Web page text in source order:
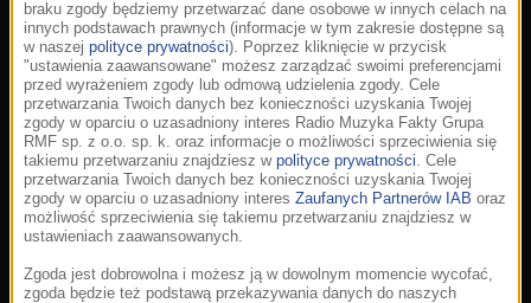
braku zgody będziemy przetwarzać dane osobowe w innych celach na
innych podstawach prawnych (informacje w tym zakresie dostępne są
w naszej polityce prywatności). Poprzez kliknięcie w przycisk
"ustawienia zaawansowane" możesz zarządzać swoimi preferencjami
przed wyrażeniem zgody lub odmową udzielenia zgody. Cele
przetwarzania Twoich danych bez konieczności uzyskania Twojej
zgody w oparciu o uzasadniony interes Radio Muzyka Fakty Grupa
RMF sp. z o.o. sp. k. oraz informacje o możliwości sprzeciwienia się
takiemu przetwarzaniu znajdziesz w polityce prywatności. Cele
przetwarzania Twoich danych bez konieczności uzyskania Twojej
zgody w oparciu o uzasadniony interes Zaufanych Partnerów IAB oraz
możliwość sprzeciwienia się takiemu przetwarzaniu znajdziesz w
ustawieniach zaawansowanych.
Zgoda jest dobrowolna i możesz ją w dowolnym momencie wycofać,
zgoda będzie też podstawą przekazywania danych do naszych